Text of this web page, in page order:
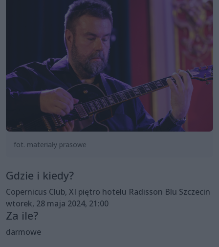
fot. materiały prasowe
Gdzie i kiedy?
Copernicus Club, XI piętro hotelu Radisson Blu Szczecin
wtorek, 28 maja 2024, 21:00
Za ile?
darmowe